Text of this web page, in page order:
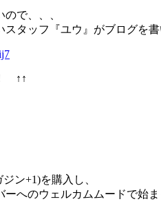
で、、、
タッフ『ユウ』がブログを書
↑↑
ン+1)を購入し、
へのウェルカムムードで始ま